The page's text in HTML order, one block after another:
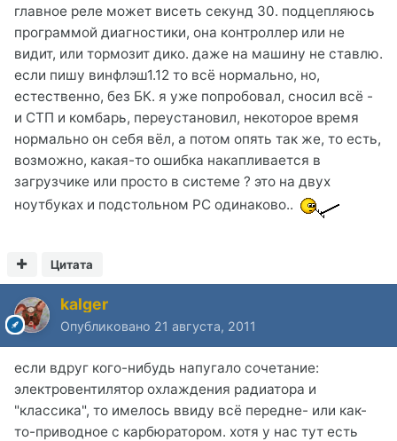
главное реле может висеть секунд 30. подцепляюсь
программой диагностики, она контроллер или не
видит, или тормозит дико. даже на машину не ставлю.
если пишу винфлэш1.12 то всё нормально, но,
естественно, без БК. я уже попробовал, сносил всё -
и СТП и комбарь, переустановил, некоторое время
нормально он себя вёл, а потом опять так же, то есть,
возможно, какая-то ошибка накапливается в
загрузчике или просто в системе ? это на двух
ноутбуках и подстольном РС одинаково..
Цитата
kalger
Опубликовано 21 августа, 2011
если вдруг кого-нибудь напугало сочетание:
электровентилятор охлаждения радиатора и
"классика", то имелось ввиду всё передне- или как-
то-приводное с карбюратором. хотя у нас тут есть